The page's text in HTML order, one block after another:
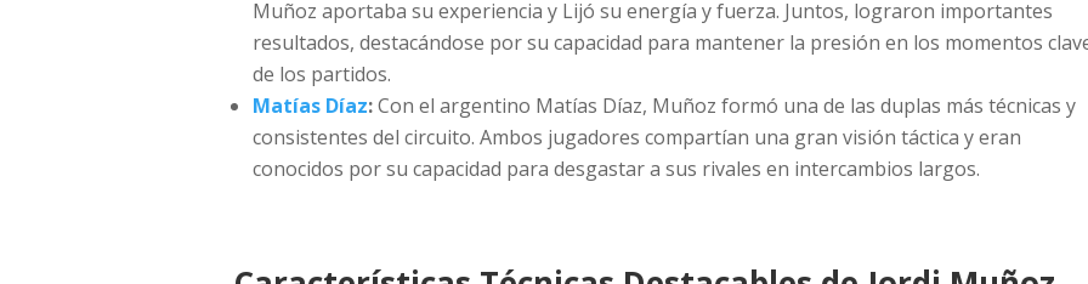
Muñoz aportaba su experiencia y Lijó su energía y fuerza. Juntos, lograron importantes
resultados, destacándose por su capacidad para mantener la presión en los momentos
de los partidos.
Matías Díaz:Con el argentino Matías Díaz, Muñoz formó una de las duplas más técnicas y
consistentes del circuito. Ambos jugadores compartían una gran visión táctica y eran
conocidos por su capacidad para desgastar a sus rivales en intercambios largos.